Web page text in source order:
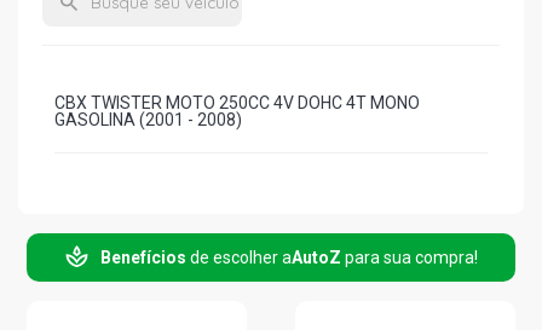
CBX TWISTER MOTO 250CC 4V DOHC 4T MONO
GASOLINA (2001 - 2008)
Benefícios de escolher aAutoZ para sua compra!